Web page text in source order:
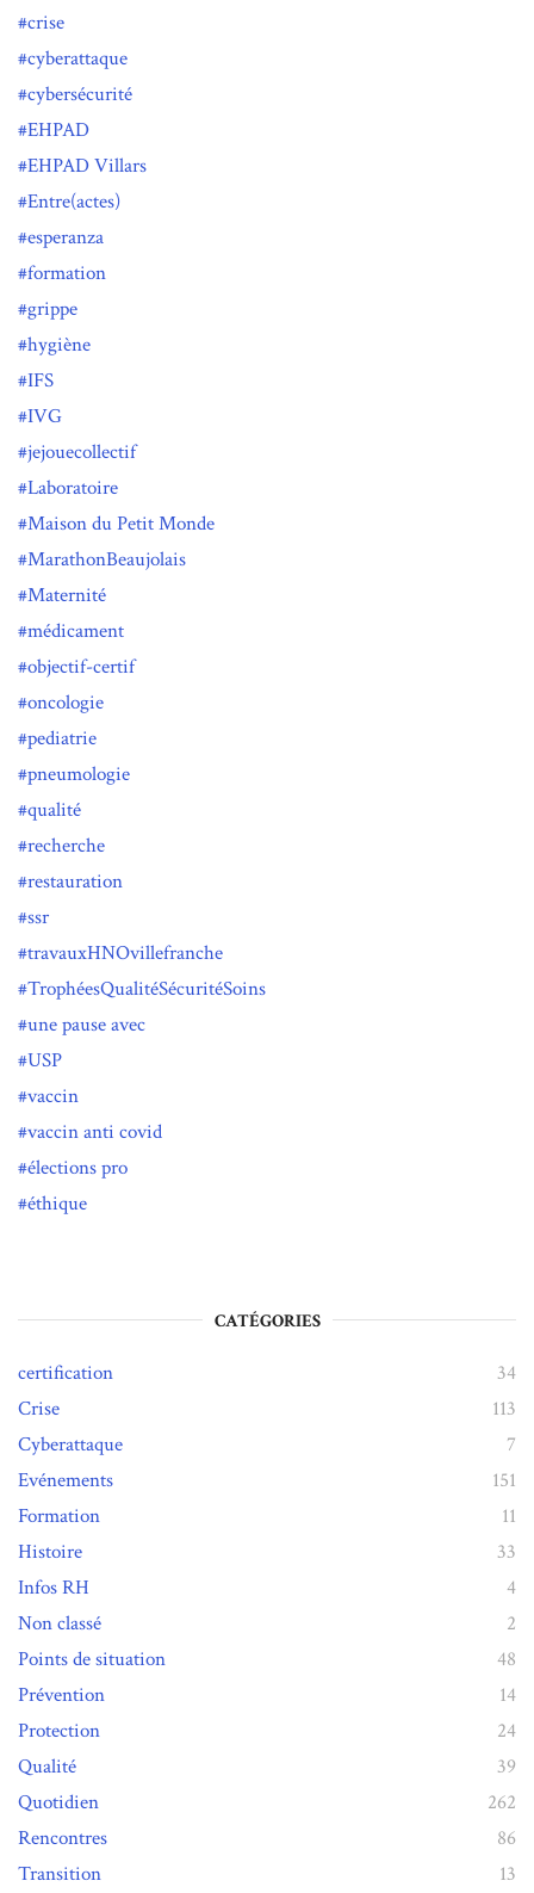
crise
cyberattaque
cybersécurité
EHPAD
EHPAD Villars
Entre(actes)
esperanza
formation
grippe
hygiène
IFS
IVG
jejouecollectif
Laboratoire
Maison du Petit Monde
MarathonBeaujolais
Maternité
médicament
objectif-certif
oncologie
pediatrie
pneumologie
qualité
recherche
restauration
ssr
travauxHNOvillefranche
TrophéesQualitéSécuritéSoins
une pause avec
USP
vaccin
vaccin anti covid
élections pro
éthique
CATÉGORIES
certification
34
Crise
113
Cyberattaque
7
Evénements
151
Formation
11
Histoire
33
Infos RH
4
Non classé
2
Points de situation
48
Prévention
14
Protection
24
Qualité
39
Quotidien
262
Rencontres
86
Transition
13